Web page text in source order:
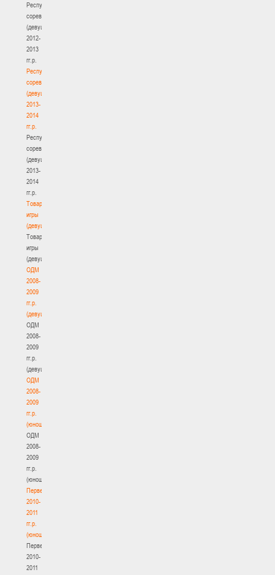
Республиканские
соревнования
(девушки)
2012-
2013
гг.р.
Республиканские
соревнования
(девушки)
2013-
2014
гг.р.
Республиканские
соревнования
(девушки)
2013-
2014
гг.р.
Товарищеские
игры
(девушки)
Товарищеские
игры
(девушки)
ОДМ
2008-
2009
гг.р.
(девушки)
ОДМ
2008-
2009
гг.р.
(девушки)
ОДМ
2008-
2009
гг.р.
(юноши)
ОДМ
2008-
2009
гг.р.
(юноши)
Первенство
2010-
2011
гг.р.
(юноши)
Первенство
2010-
2011